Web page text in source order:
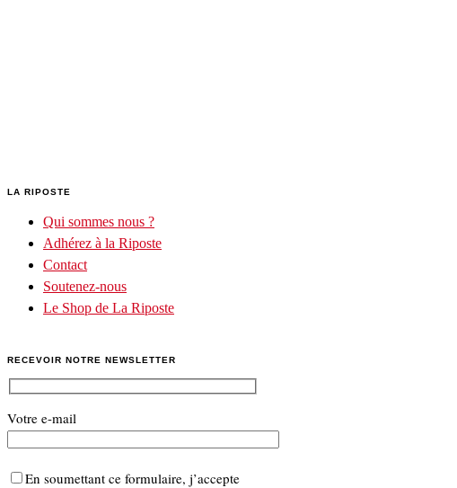
LA RIPOSTE
Qui sommes nous ?
Adhérez à la Riposte
Contact
Soutenez-nous
Le Shop de La Riposte
RECEVOIR NOTRE NEWSLETTER
Votre e-mail
En soumettant ce formulaire, j’accepte